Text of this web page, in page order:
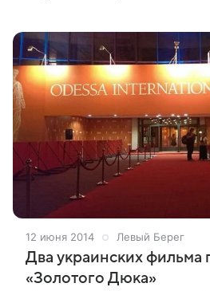
12 июня 2014 Левый Берег
Два украинских фильма
«Золотого Дюка»